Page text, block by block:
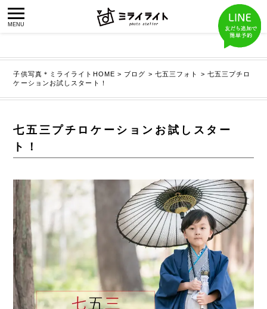
子供写真＊ミライライトHOME > ブログ > 七五三フォト > 七五三プチロ
ケーションお試しスタート！
七五三プチロケーションお試しスター
ト！